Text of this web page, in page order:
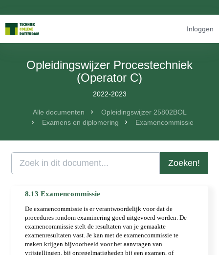
Inloggen
Opleidingswijzer Procestechniek
(Operator C)
2022-2023
Alle documenten
Opleidingswijzer 25802BOL
Examens en diplomering
Examencommissie
Zoeken!